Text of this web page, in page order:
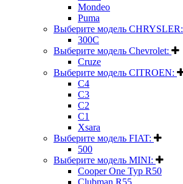
Mondeo
Puma
Выберите модель CHRYSLER:
300C
Выберите модель Chevrolet:
Cruze
Выберите модель CITROEN:
C4
C3
C2
C1
Xsara
Выберите модель FIAT:
500
Выберите модель MINI:
Cooper One Typ R50
Clubman R55